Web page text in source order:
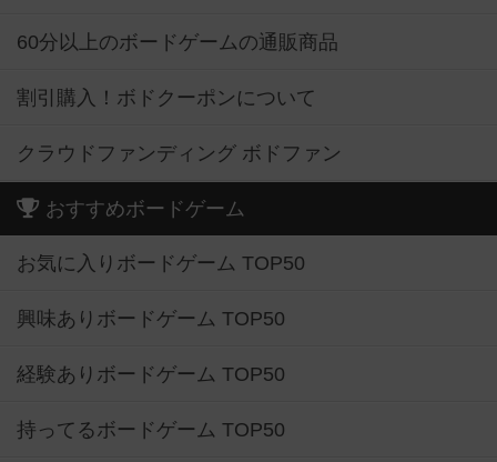
60分以上のボードゲームの通販商品
割引購入！ボドクーポンについて
クラウドファンディング ボドファン
おすすめボードゲーム
お気に入りボードゲーム TOP50
興味ありボードゲーム TOP50
経験ありボードゲーム TOP50
持ってるボードゲーム TOP50